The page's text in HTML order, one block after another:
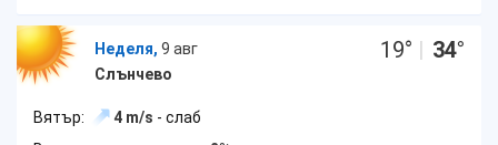
Неделя, 9 авг
Слънчево
19° | 34°
Вятър: 4 m/s - слаб